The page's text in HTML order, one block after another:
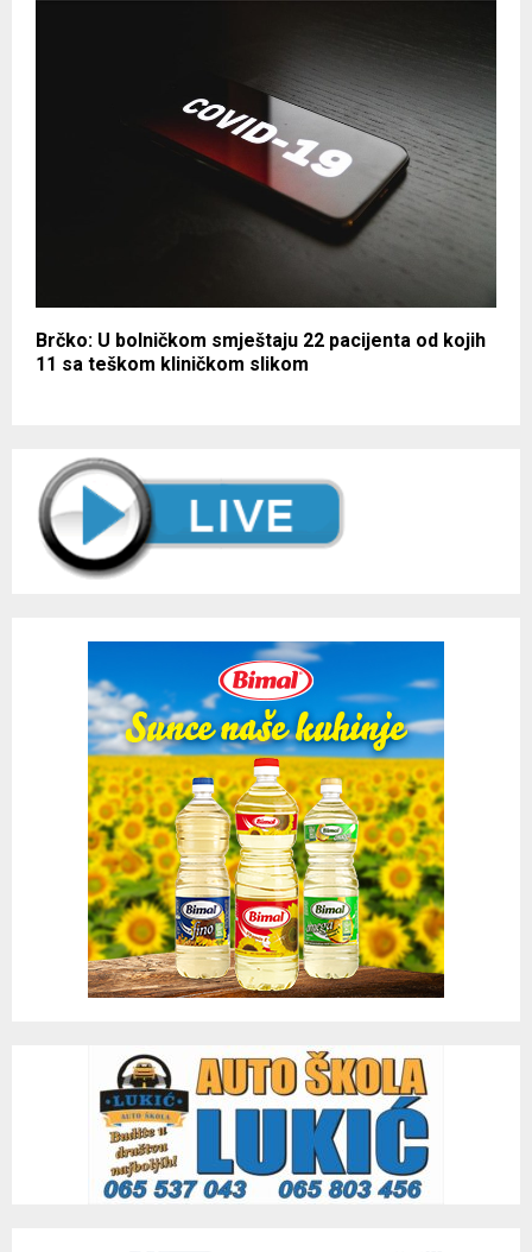
Brčko: U bolničkom smještaju 22 pacijenta od kojih
11 sa teškom kliničkom slikom